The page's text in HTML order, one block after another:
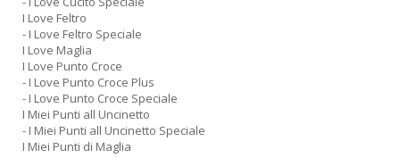
I Love Feltro
- I Love Feltro Speciale
I Love Maglia
I Love Punto Croce
- I Love Punto Croce Plus
- I Love Punto Croce Speciale
I Miei Punti all Uncinetto
- I Miei Punti all Uncinetto Speciale
I Miei Punti di Maglia